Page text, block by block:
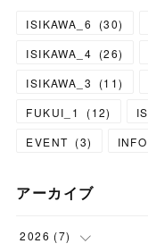
ISIKAWA_6 (30)
ISIKAWA_4 (26)
ISIKAWA_3
(11)
FUKUI_1
(12)
EVENT (3) INFO
アーカイブ
2026 (7)